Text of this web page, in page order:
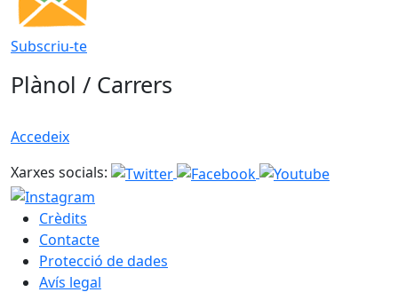
Subscriu-te
Plànol / Carrers
Accedeix
Xarxes socials:
Crèdits
Contacte
Protecció de dades
Avís legal